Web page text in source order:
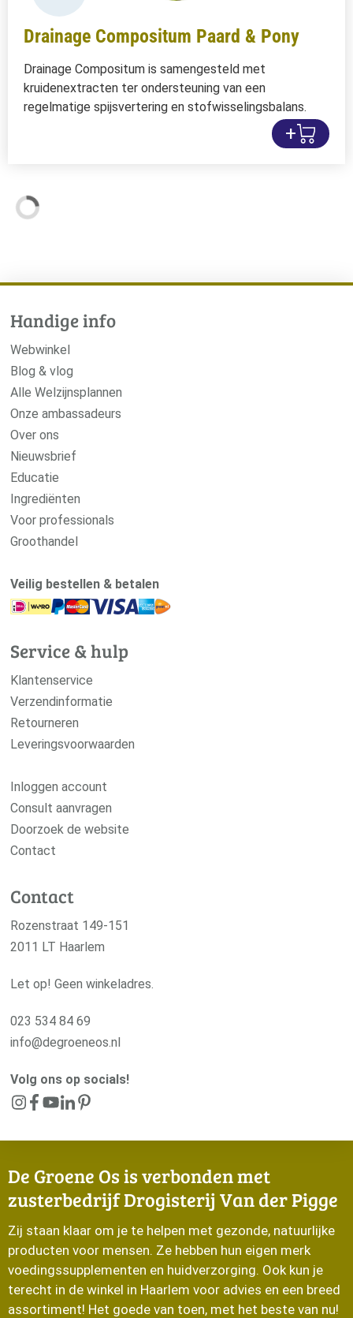
Drainage Compositum Paard & Pony
Drainage Compositum is samengesteld met
kruidenextracten ter ondersteuning van een
regelmatige spijsvertering en stofwisselingsbalans.
+
Webwinkel
Alle Welzijnsplannen
Onze ambassadeurs
Over ons
Nieuwsbrief
Educatie
Ingrediënten
Voor professionals
Groothandel
Veilig bestellen & betalen
Service & hulp
Klantenservice
Retourneren
Leveringsvoorwaarden
Inloggen account
Consult aanvragen
Contact
Contact
Let op! Geen winkeladres.
info@degroeneos.nl
Volg ons op socials!
De Groene Os is verbonden met
zusterbedrijf Drogisterij Van der Pigge
Zij staan klaar om je te helpen met gezonde, natuurlijke
producten voor mensen. Ze hebben hun eigen merk
voedingssupplementen en huidverzorging. Ook kun je
terecht in de winkel in Haarlem voor advies en een breed
assortiment! Het goede van toen, met het beste van nu!
Van der Pigge